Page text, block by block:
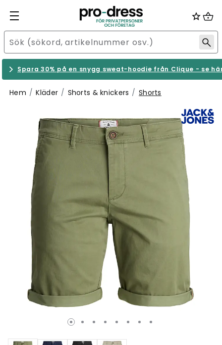
Spara 30% på en snygg sweat-hoodie från Clique - se
Hem Kläder Shorts & knickers Shorts